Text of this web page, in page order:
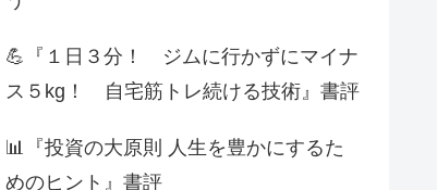
💪『１日３分！ ジムに行かずにマイナ
ス５kg！ 自宅筋トレ続ける技術』書評
📊『投資の大原則 人生を豊かにするた
めのヒント』書評